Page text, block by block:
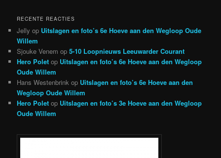
RECENTE REACTIES
Jelly op Uitslagen en foto’s 6e Hoeve aan den Wegloop Oude
Willem
Sjouke Venem op5-10 Loopnieuws Leeuwarder Courant
Hero Polet op Uitslagen en foto’s 6e Hoeve aan den Wegloop
Oude Willem
Hans Westenbrink op Uitslagen en foto’s 6e Hoeve aan den
Wegloop Oude Willem
Hero Polet op Uitslagen en foto’s 3e Hoeve aan den Wegloop
Oude Willem